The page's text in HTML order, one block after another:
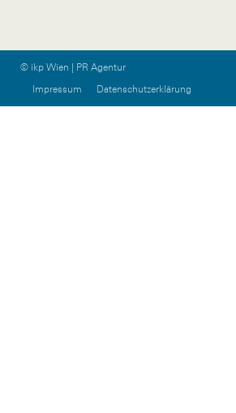
© ikp Wien | PR Agentur
Impressum
Datenschutzerklärung